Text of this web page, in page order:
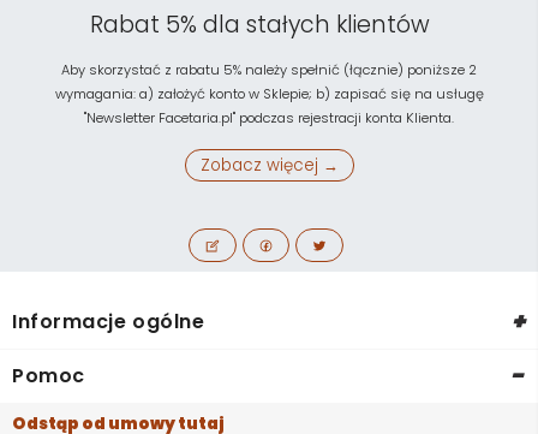
Rabat 5% dla stałych klientów
Aby skorzystać z rabatu 5% należy spełnić (łącznie) poniższe 2
wymagania: a) założyć konto w Sklepie; b) zapisać się na usługę
"Newsletter Facetaria.pl" podczas rejestracji konta Klienta.
Zobacz więcej →
Informacje ogólne +
Pomoc -
Odstąp od umowy tutaj